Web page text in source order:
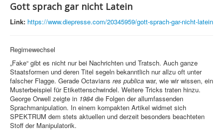
Gott sprach gar nicht Latein
Link: https://www.diepresse.com/20345959/gott-sprach-gar-nicht-latein
Regimewechsel
„Fake“ gibt es nicht nur bei Nachrichten und Tratsch. Auch ganze
Staatsformen und deren Titel segeln bekanntlich nur allzu oft unter
falscher Flagge. Gerade Octavians res publica war, wie wir wissen, ein
Musterbeispiel für Etikettenschwindel. Weitere Tricks traten hinzu.
George Orwell zeigte in 1984 die Folgen der allumfassenden
Sprachmanipulation. In einem kompakten Artikel widmet sich
SPEKTRUM dem stets aktuellen und derzeit besonders beachteten
Stoff der Manipulatorik.